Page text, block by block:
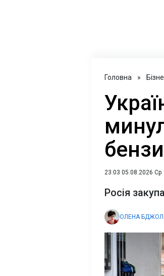
Головна »
23:03 05.08.2026 Ср
Росія
ОЛЕНА